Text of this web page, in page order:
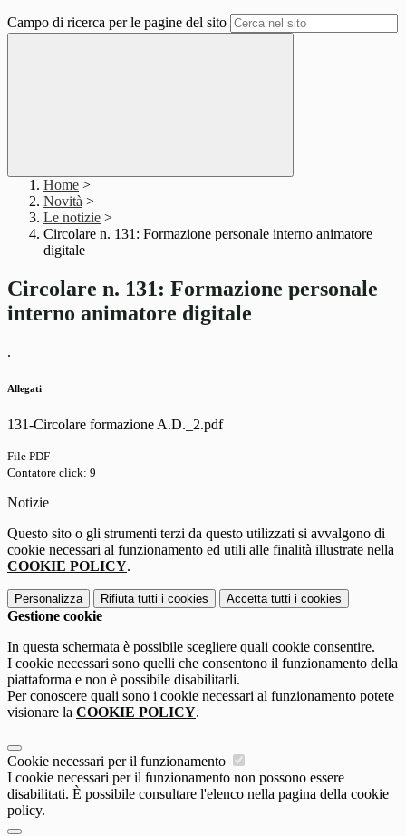
Campo di ricerca per le pagine del sito
Home >
Novità >
Le notizie >
Circolare n. 131: Formazione personale interno animatore
digitale
Circolare n. 131: Formazione personale
interno animatore digitale
.
Allegati
131-Circolare formazione A.D._2.pdf
File PDF
Contatore click: 9
Notizie
Questo sito o gli strumenti terzi da questo utilizzati si avvalgono di
cookie necessari al funzionamento ed utili alle finalità illustrate nella
COOKIE POLICY.
Personalizza Rifiuta tutti i cookies Accetta tutti i cookies
Gestione cookie
In questa schermata è possibile scegliere quali cookie consentire.
I cookie necessari sono quelli che consentono il funzionamento della
piattaforma e non è possibile disabilitarli.
Per conoscere quali sono i cookie necessari al funzionamento potete
visionare la COOKIE POLICY.
Cookie necessari per il funzionamento
I cookie necessari per il funzionamento non possono essere
disabilitati. È possibile consultare l'elenco nella pagina della cookie
policy.